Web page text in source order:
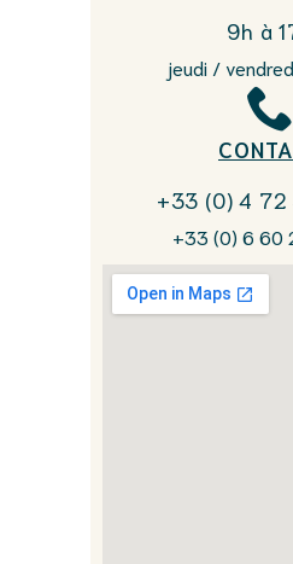
9h à
jeudi /
+33 (0) 4 72
+33 (0) 6 60